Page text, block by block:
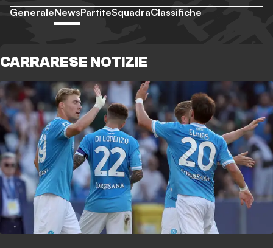
GeneraleNewsPartiteSquadraClassifiche
CARRARESE NOTIZIE